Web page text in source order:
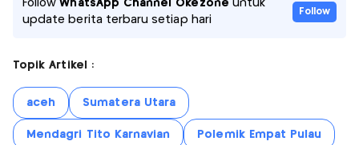
FollowWhatsApp Channel Okezone untuk
update berita terbaru setiap hari
Follow
Topik Artikel :
aceh Sumatera Utara
Mendagri Tito Karnavian Polemik Empat Pulau